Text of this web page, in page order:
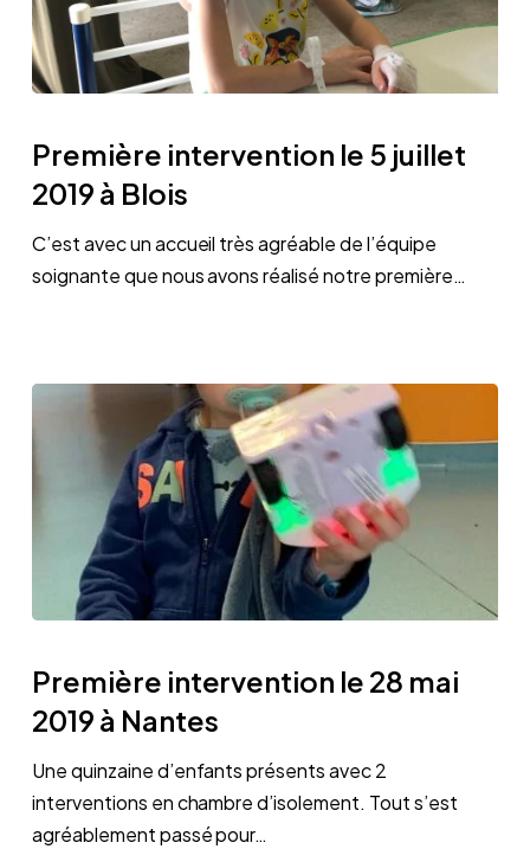
intervention
le
5
juillet
2019
Première intervention le 5 juillet
2019 à Blois
C’est avec un accueil très agréable de l’équipe
soignante que nous avons réalisé notre première…
intervention
le
28
mai
2019
à
Première intervention le 28 mai
2019 à Nantes
Une quinzaine d’enfants présents avec 2
interventions en chambre d’isolement. Tout s’est
agréablement passé pour…